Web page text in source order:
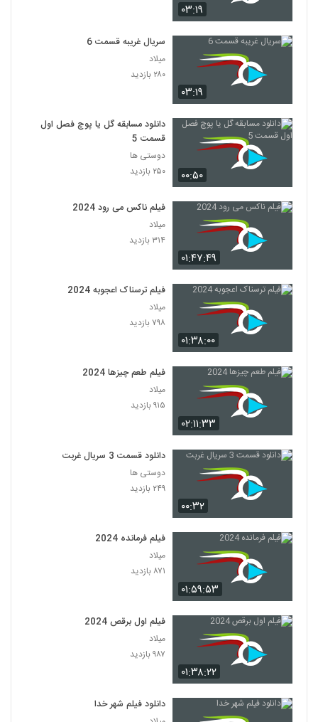
۰۳:۱۹
۰۳:۱۹
سریال غریبه قسمت 6
میلاد
۲۸۰ بازدید
۰۰:۵۰
دانلود مسابقه گل یا پوچ فصل اول
قسمت 5
دوستی ها
۲۵۰ بازدید
۰۱:۴۷:۴۹
فیلم ناکس می رود 2024
میلاد
۳۱۴ بازدید
۰۱:۳۸:۰۰
فیلم ترسناک اعجوبه 2024
میلاد
۷۹۸ بازدید
۰۲:۱۱:۳۳
فیلم طعم چیزها 2024
میلاد
۹۱۵ بازدید
۰۰:۳۲
دانلود قسمت 3 سریال غربت
دوستی ها
۲۴۹ بازدید
۰۱:۵۹:۵۳
فیلم فرمانده 2024
میلاد
۸۷۱ بازدید
۰۱:۳۸:۲۲
فیلم اول برقص 2024
میلاد
۹۸۷ بازدید
دانلود فیلم شهر خدا